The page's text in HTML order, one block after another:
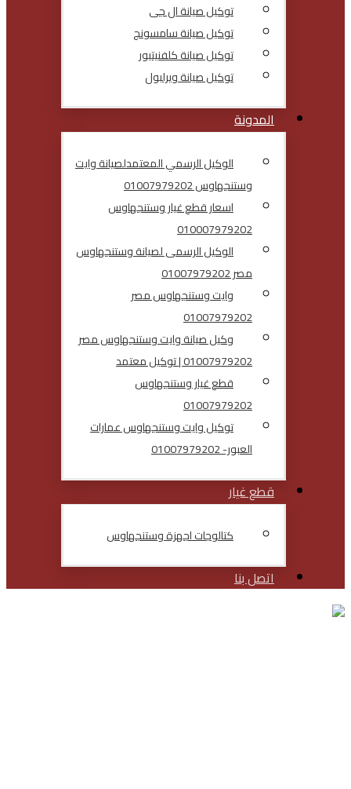
توكيل صيانة ال جى
توكيل صيانة سامسونج
توكيل صيانة كلفنيتيور
توكيل صيانة ويرلبول
المدونة
الوكيل الرسمي المعتمدلصيانة وايت
وستنجهاوس 01007979202
اسعار قطع غيار وستنجهاوس
010007979202
الوكيل الرسمى لصيانة وستنجهاوس
مصر 01007979202
وايت وستنجهاوس مصر
01007979202
وكيل صيانة وايت وستنجهاوس مصر
01007979202 | توكيل معتمد
قطع غيار وستنجهاوس
01007979202
توكيل وايت وستنجهاوس عمارات
العبور- 01007979202
قطع غيار
كتالوجات اجهزة وستنجهاوس
اتصل بنا